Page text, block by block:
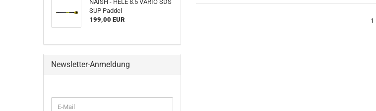
1
NAISH - HELE 8.5 VARIO SDS
SUP Paddel
199,00 EUR
Newsletter-Anmeldung
E-